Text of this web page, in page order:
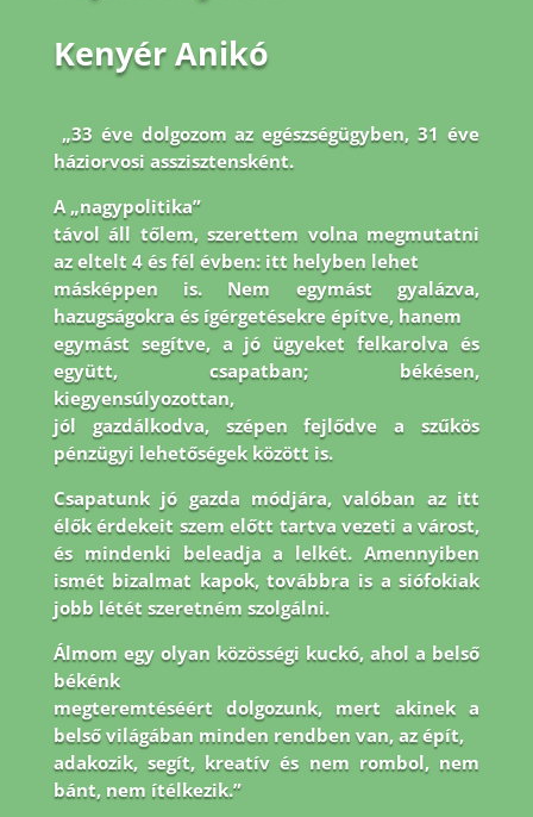
Kenyér Anikó
„33 éve dolgozom az egészségügyben, 31 éve
háziorvosi asszisztensként.
A „nagypolitika”
távol áll tőlem, szerettem volna megmutatni
az eltelt 4 és fél évben: itt helyben lehet
másképpen is. Nem egymást gyalázva,
hazugságokra és ígérgetésekre építve, hanem
egymást segítve, a jó ügyeket felkarolva és
együtt, csapatban; békésen,
kiegyensúlyozottan,
jól gazdálkodva, szépen fejlődve a szűkös
pénzügyi lehetőségek között is.
Csapatunk jó gazda módjára, valóban az itt
élők érdekeit szem előtt tartva vezeti a várost,
és mindenki beleadja a lelkét. Amennyiben
ismét bizalmat kapok, továbbra is a siófokiak
jobb létét szeretném szolgálni.
Álmom egy olyan közösségi kuckó, ahol a belső
békénk
megteremtéséért dolgozunk, mert akinek a
belső világában minden rendben van, az épít,
adakozik, segít, kreatív és nem rombol, nem
bánt, nem ítélkezik.”